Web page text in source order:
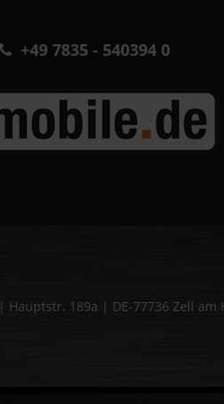
+49 7835 - 540394 0
| Hauptstr. 189a | DE-77736 Zell